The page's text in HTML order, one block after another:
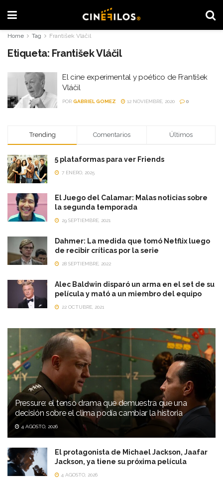
Home Tag František Vláčil
Etiqueta: František Vláčil
El cine experimental y poético de František
Vláčil
POR GABRIEL GOMEZ 12 NOVIEMBRE, 2020 0
Trending Comentarios Últimos
5 plataformas para ver Friends
7 ENERO, 2025
El Juego del Calamar: Malas noticias sobre
la segunda temporada
29 SEPTIEMBRE, 2021
Dahmer: La medida que tomó Netflix luego
de recibir críticas por la serie
28 SEPTIEMBRE, 2022
Alec Baldwin disparó un arma en el set de su
película y mató a un miembro del equipo
22 OCTUBRE, 2021
Pressure: el tenso drama que demuestra que una
decisión sobre el clima podía cambiar la historia
4 AGOSTO, 2026
El protagonista de Michael Jackson, Jaafar
Jackson, ya tiene su próxima película
4 AGOSTO, 2026